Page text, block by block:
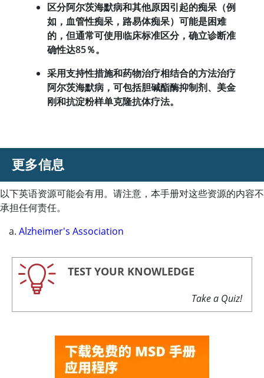
区分阿尔茨海默病和其他原因引起的痴呆（例
如，血管性痴呆，路易体痴呆）可能是困难
的，但通常可使用临床标准区分，确立诊断准
确性达85％。
采用支持性措施和药物治疗相结合的方法治疗
阿尔茨海默病，可包括胆碱酯酶抑制剂、美金
刚和抗淀粉样单克隆抗体疗法。
更多信息
以下英语资源可能会有用。请注意，本手册对这些资源的内容不
承担任何责任。
Alzheimer's Association
TEST YOUR KNOWLEDGE
Take a Quiz!